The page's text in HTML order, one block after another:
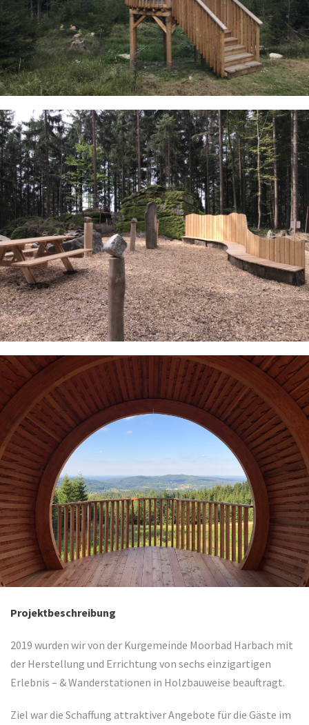
Projektbeschreibung
2019 wurden wir von der Kurgemeinde Moorbad Harbach mit
der Herstellung und Errichtung von sechs einzigartigen
Erlebnis – & Wanderstationen in Holzbauweise beauftragt.
Ziel war die Schaffung attraktiver Angebote für die Gäste im